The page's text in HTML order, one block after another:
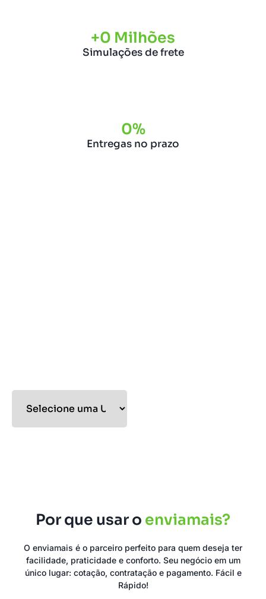
Simulações de frete
+0 Milhões
Entregas no prazo
0%
Por que usar o enviamais?
O enviamais é o parceiro perfeito para quem deseja ter
facilidade, praticidade e conforto. Seu negócio em um
único lugar: cotação, contratação e pagamento. Fácil e
Rápido!